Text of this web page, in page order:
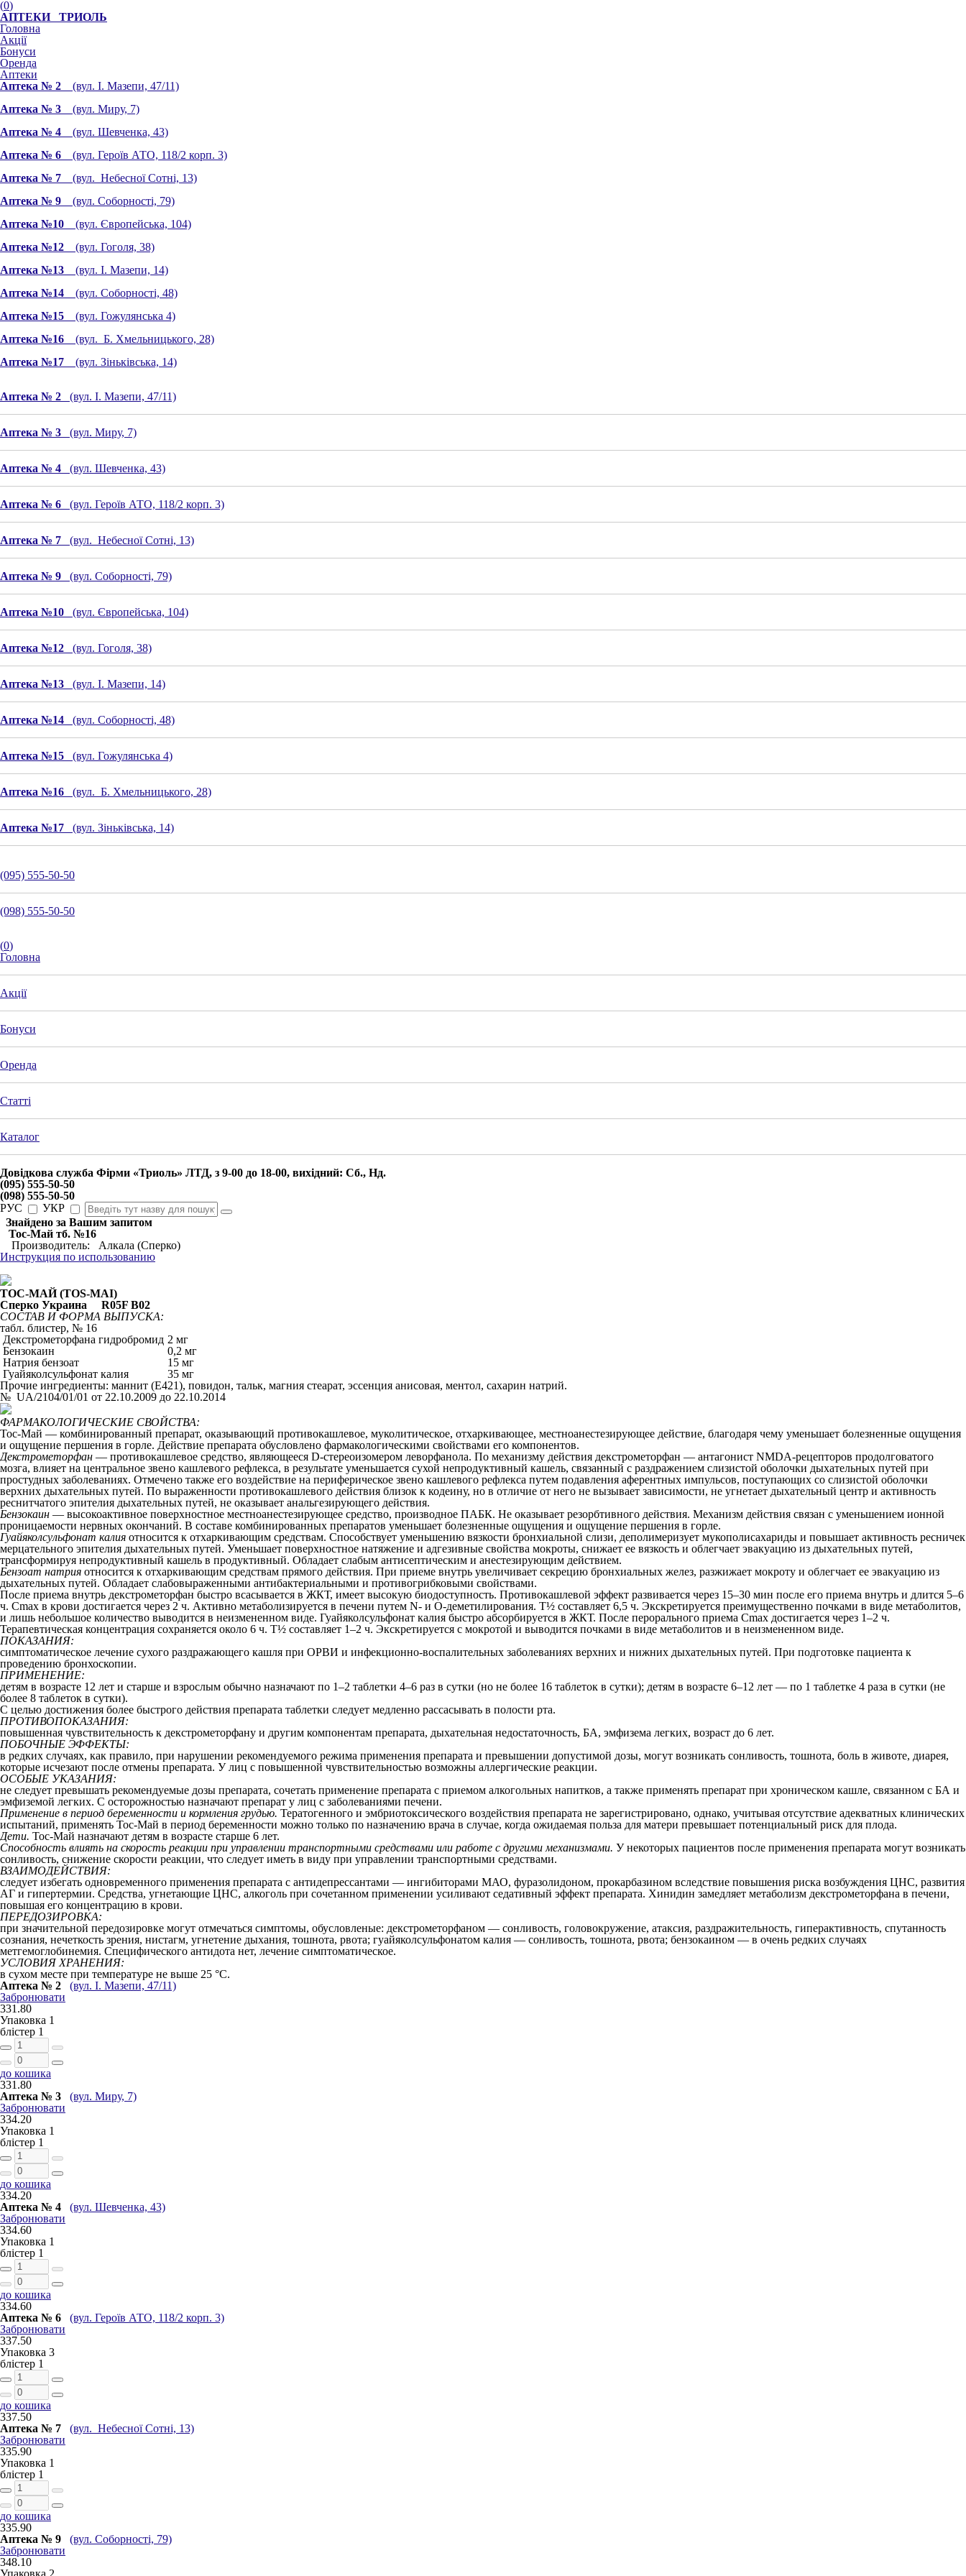
(0)
АПТЕКИ ТРИОЛЬ
Головна
Акції
Бонуси
Оренда
Аптеки
Аптека № 2
(вул. І. Мазепи, 47/11)
Аптека № 3
(вул. Миру, 7)
Аптека № 4
(вул. Шевченка, 43)
Аптека № 6
(вул. Героїв АТО, 118/2 корп. 3)
Аптека № 7
(вул. Небесної Сотні, 13)
Аптека № 9
(вул. Соборності, 79)
Аптека №10
(вул. Європейська, 104)
Аптека №12
(вул. Гоголя, 38)
Аптека №13
(вул. І. Мазепи, 14)
Аптека №14
(вул. Соборності, 48)
Аптека №15
(вул. Гожулянська 4)
Аптека №16
(вул. Б. Хмельницького, 28)
Аптека №17
(вул. Зіньківська, 14)
Аптека № 2 (вул. І. Мазепи, 47/11)
Аптека № 3 (вул. Миру, 7)
Аптека № 4 (вул. Шевченка, 43)
Аптека № 6 (вул. Героїв АТО, 118/2 корп. 3)
Аптека № 7 (вул. Небесної Сотні, 13)
Аптека № 9 (вул. Соборності, 79)
Аптека №10 (вул. Європейська, 104)
Аптека №12 (вул. Гоголя, 38)
Аптека №13 (вул. І. Мазепи, 14)
Аптека №14 (вул. Соборності, 48)
Аптека №15 (вул. Гожулянська 4)
Аптека №16 (вул. Б. Хмельницького, 28)
Аптека №17 (вул. Зіньківська, 14)
(095) 555-50-50
(098) 555-50-50
(0)
Головна
Акції
Бонуси
Оренда
Статті
Каталог
Довідкова служба Фірми «Триоль» ЛТД, з 9-00 до 18-00, вихідний: Сб., Нд.
(095) 555-50-50
(098) 555-50-50
РУС
УКР
Знайдено за Вашим запитом
Тос-Май тб. №16
Производитель: Алкала (Сперко)
Инструкция по использованию
ТОС-МАЙ (TOS-MAI)
Сперко Украина R05F B02
СОСТАВ И ФОРМА ВЫПУСКА:
табл. блистер, № 16
Декстрометорфана гидробромид 2 мг
Бензокаин
0,2 мг
Натрия бензоат
15 мг
Гуайяколсульфонат калия
35 мг
Прочие ингредиенты: маннит (E421), повидон, тальк, магния стеарат, эссенция анисовая, ментол, сахарин натрий.
№ UA/2104/01/01 от 22.10.2009 до 22.10.2014
ФАРМАКОЛОГИЧЕСКИЕ СВОЙСТВА:
Тос-Май — комбинированный препарат, оказывающий противокашлевое, муколитическое, отхаркивающее, местноанестезирующее действие, благодаря чему уменьшает болезненные ощущения
и ощущение першения в горле. Действие препарата обусловлено фармакологическими свойствами его компонентов.
Декстрометорфан — противокашлевое средство, являющееся D-стереоизомером леворфанола. По механизму действия декстрометорфан — антагонист NMDA-рецепторов продолговатого
мозга, влияет на центральное звено кашлевого рефлекса, в результате уменьшается сухой непродуктивный кашель, связанный с раздражением слизистой оболочки дыхательных путей при
простудных заболеваниях. Отмечено также его воздействие на периферическое звено кашлевого рефлекса путем подавления аферентных импульсов, поступающих со слизистой оболочки
верхних дыхательных путей. По выраженности противокашлевого действия близок к кодеину, но в отличие от него не вызывает зависимости, не угнетает дыхательный центр и активность
реснитчатого эпителия дыхательных путей, не оказывает анальгезирующего действия.
Бензокаин — высокоактивное поверхностное местноанестезирующее средство, производное ПАБК. Не оказывает резорбтивного действия. Механизм действия связан с уменьшением ионной
проницаемости нервных окончаний. В составе комбинированных препаратов уменьшает болезненные ощущения и ощущение першения в горле.
Гуайяколсульфонат калия относится к отхаркивающим средствам. Способствует уменьшению вязкости бронхиальной слизи, деполимеризует мукополисахариды и повышает активность ресничек
мерцательного эпителия дыхательных путей. Уменьшает поверхностное натяжение и адгезивные свойства мокроты, снижает ее вязкость и облегчает эвакуацию из дыхательных путей,
трансформируя непродуктивный кашель в продуктивный. Обладает слабым антисептическим и анестезирующим действием.
Бензоат натрия относится к отхаркивающим средствам прямого действия. При приеме внутрь увеличивает секрецию бронхиальных желез, разжижает мокроту и облегчает ее эвакуацию из
дыхательных путей. Обладает слабовыраженными антибактериальными и противогрибковыми свойствами.
После приема внутрь декстрометорфан быстро всасывается в ЖКТ, имеет высокую биодоступность. Противокашлевой эффект развивается через 15–30 мин после его приема внутрь и длится 5–6
ч. Cmax в крови достигается через 2 ч. Активно метаболизируется в печени путем N- и О-деметилирования. Т½ составляет 6,5 ч. Экскретируется преимущественно почками в виде метаболитов,
и лишь небольшое количество выводится в неизмененном виде. Гуайяколсульфонат калия быстро абсорбируется в ЖКТ. После перорального приема Cmax достигается через 1–2 ч.
Терапевтическая концентрация сохраняется около 6 ч. Т½ составляет 1–2 ч. Экскретируется с мокротой и выводится почками в виде метаболитов и в неизмененном виде.
ПОКАЗАНИЯ:
симптоматическое лечение сухого раздражающего кашля при ОРВИ и инфекционно-воспалительных заболеваниях верхних и нижних дыхательных путей. При подготовке пациента к
проведению бронхоскопии.
ПРИМЕНЕНИЕ:
детям в возрасте 12 лет и старше и взрослым обычно назначают по 1–2 таблетки 4–6 раз в сутки (но не более 16 таблеток в сутки); детям в возрасте 6–12 лет — по 1 таблетке 4 pазa в сутки (не
более 8 таблеток в сутки).
С целью достижения более быстрого действия препарата таблетки следует медленно рассасывать в полости рта.
ПРОТИВОПОКАЗАНИЯ:
повышенная чувствительность к декстрометорфану и другим компонентам препарата, дыхательная недостаточность, БА, эмфизема легких, возраст до 6 лет.
ПОБОЧНЫЕ ЭФФЕКТЫ:
в редких случаях, как правило, при нарушении рекомендуемого режима применения препарата и превышении допустимой дозы, могут возникать сонливость, тошнота, боль в животе, диарея,
которые исчезают после отмены препарата. У лиц с повышенной чувствительностью возможны аллергические реакции.
ОСОБЫЕ УКАЗАНИЯ:
не следует превышать рекомендуемые дозы препарата, сочетать применение препарата с приемом алкогольных напитков, а также применять препарат при хроническом кашле, связанном с БА и
эмфиземой легких. С осторожностью назначают препарат у лиц с заболеваниями печени.
Применение в период беременности и кормления грудью. Тератогенного и эмбриотоксического воздействия препарата не зарегистрировано, однако, учитывая отсутствие адекватных клинических
испытаний, применять Toс-Май в период беременности можно только по назначению врача в случае, когда ожидаемая польза для матери превышает потенциальный риск для плода.
Дети. Toс-Май назначают детям в возрасте старше 6 лет.
Способность влиять на скорость реакции при управлении транспортными средствами или работе с другими механизмами. У некоторых пациентов после применения препарата могут возникать
сонливость, снижение скорости реакции, что следует иметь в виду при управлении транспортными средствами.
ВЗАИМОДЕЙСТВИЯ:
следует избегать одновременного применения препарата с антидепрессантами — ингибиторами МАО, фуразолидоном, прокарбазином вследствие повышения риска возбуждения ЦНС, развития
АГ и гипертермии. Средства, угнетающие ЦНС, алкоголь при сочетанном применении усиливают седативный эффект препарата. Хинидин замедляет метаболизм декстрометорфана в печени,
повышая его концентрацию в крови.
ПЕРЕДОЗИРОВКА:
при значительной передозировке могут отмечаться симптомы, обусловленые: декстрометорфаном — сонливость, головокружение, атаксия, раздражительность, гиперактивность, спутанность
сознания, нечеткость зрения, нистагм, угнетение дыхания, тошнота, рвота; гуайяколсульфонатом калия — сонливость, тошнота, рвота; бензокаином — в очень редких случаях
метгемоглобинемия. Специфического антидота нет, лечение симптоматическое.
УСЛОВИЯ ХРАНЕНИЯ:
в сухом месте при температуре не выше 25 °С.
Аптека № 2
(вул. І. Мазепи, 47/11)
Забронювати
331.80
Упаковка 1
блістер 1
до кошика
331.80
Аптека № 3
(вул. Миру, 7)
Забронювати
334.20
Упаковка 1
блістер 1
до кошика
334.20
Аптека № 4
(вул. Шевченка, 43)
Забронювати
334.60
Упаковка 1
блістер 1
до кошика
334.60
Аптека № 6
(вул. Героїв АТО, 118/2 корп. 3)
Забронювати
337.50
Упаковка 3
блістер 1
до кошика
337.50
Аптека № 7
(вул. Небесної Сотні, 13)
Забронювати
335.90
Упаковка 1
блістер 1
до кошика
335.90
Аптека № 9
(вул. Соборності, 79)
Забронювати
348.10
Упаковка 2